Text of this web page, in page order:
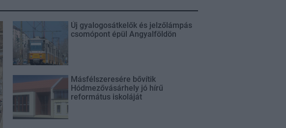
Új gyalogosátkelők és jelzőlámpás
csomópont épül Angyalföldön
Másfélszeresére bővítik
Hódmezővásárhely jó hírű
református iskoláját